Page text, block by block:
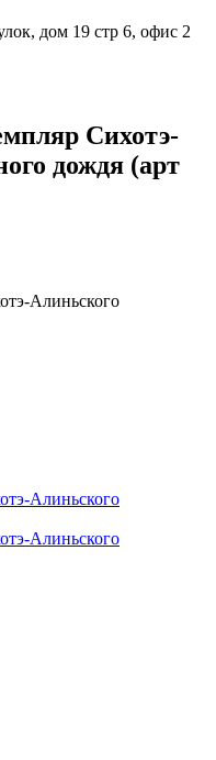
дом 19 стр 6, офис 2
Сихотэ-
дождя (арт
Алиньского